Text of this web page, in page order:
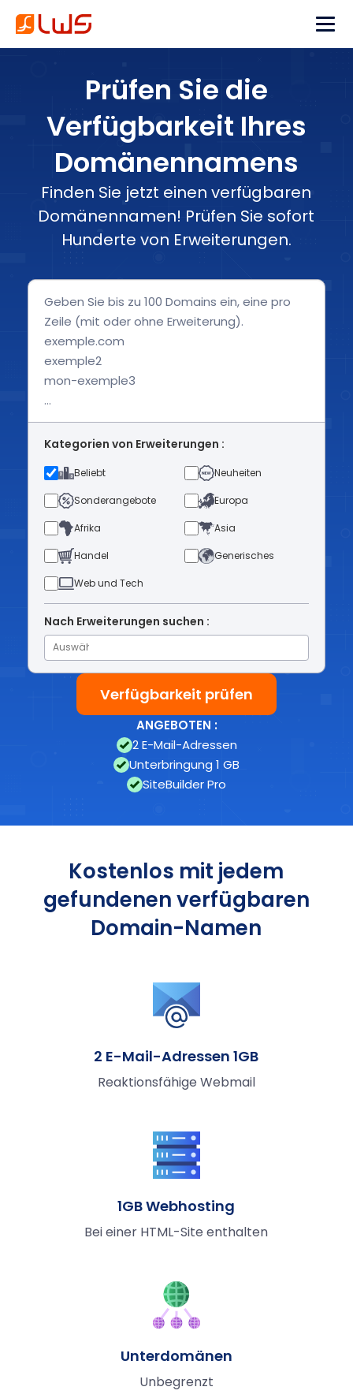
Prüfen Sie die
Verfügbarkeit Ihres
Domänennamens
Finden Sie jetzt einen verfügbaren
Domänennamen! Prüfen Sie sofort
Hunderte von Erweiterungen.
Loading
Kostenlos mit jedem
gefundenen verfügbaren
Domain-Namen
2 E-Mail-Adressen 1GB
Reaktionsfähige Webmail
1GB Webhosting
Bei einer HTML-Site enthalten
Unterdomänen
Unbegrenzt